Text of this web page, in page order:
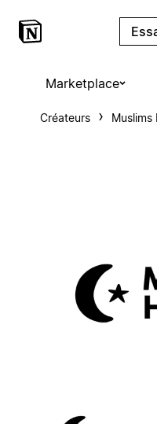
Marketplace
Créateurs Muslims